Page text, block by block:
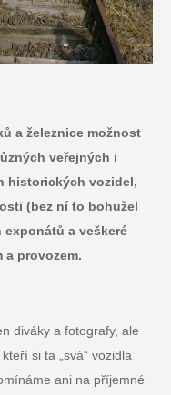
a železnice možnost
veřejných i
historických vozidel,
(bez ní to bohužel
a veškeré
provozem.
diváky a fotografy, ale
si ta „svá“ vozidla
ani na příjemné